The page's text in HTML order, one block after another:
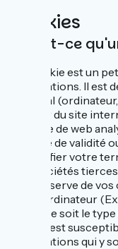
Cookies
Qu'est-ce
Un cookie est un
informations. Il est
terminal
serveur du site
(service de web
la durée de validité
d’identifier votre
Des sociétés
sous réserve de
votre ordinateur
Quel que soit le
cookie est
informations qui y